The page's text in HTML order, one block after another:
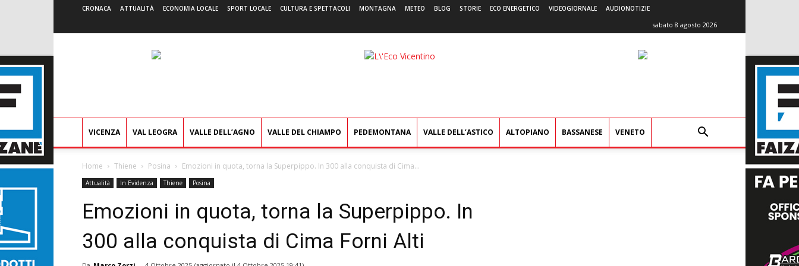
CRONACA ATTUALITÀ ECONOMIA LOCALE SPORT LOCALE CULTURA E SPETTACOLI MONTAGNA METEO BLOG STORIE ECO ENERGETICO VIDEOGIORNALE AUDIONOTIZIE
sabato 8 agosto 2026
L'Eco
VICENZA VAL LEOGRA VALLE DELL’AGNO VALLE DEL CHIAMPO PEDEMONTANA VALLE DELL’ASTICO ALTOPIANO BASSANESE VENETO
Home Thiene Posina Emozioni in quota, torna la Superpippo. In 300 alla conquista di Cima...
Attualità In Evidenza Thiene Posina
Emozioni in quota, torna la Superpippo. In
300 alla conquista di Cima Forni Alti